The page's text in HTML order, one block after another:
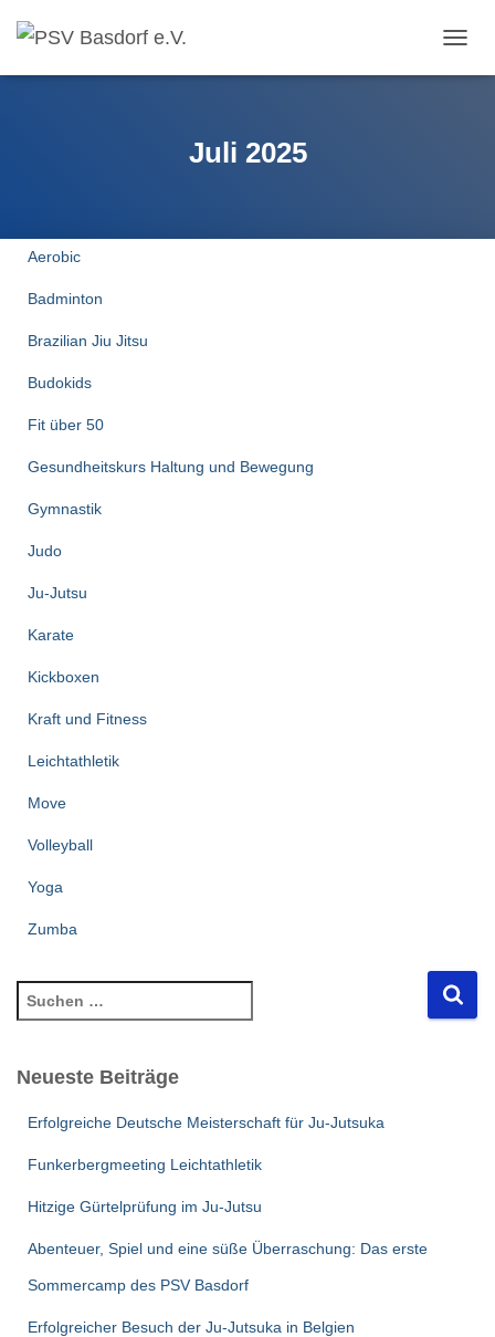
Juli 2025
Aerobic
Badminton
Brazilian Jiu Jitsu
Budokids
Fit über 50
Gesundheitskurs Haltung und Bewegung
Gymnastik
Judo
Ju-Jutsu
Karate
Kickboxen
Kraft und Fitness
Leichtathletik
Move
Volleyball
Yoga
Zumba
u
e
Neueste Beiträge
Erfolgreiche Deutsche Meisterschaft für Ju-Jutsuka
Funkerbergmeeting Leichtathletik
Hitzige Gürtelprüfung im Ju-Jutsu
Abenteuer, Spiel und eine süße Überraschung: Das erste
Sommercamp des PSV Basdorf
Erfolgreicher Besuch der Ju-Jutsuka in Belgien